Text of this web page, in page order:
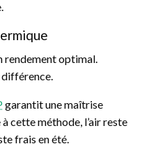
rendement optimal.
différence.
garantit une maîtrise
cette méthode, l’air reste
frais en été.